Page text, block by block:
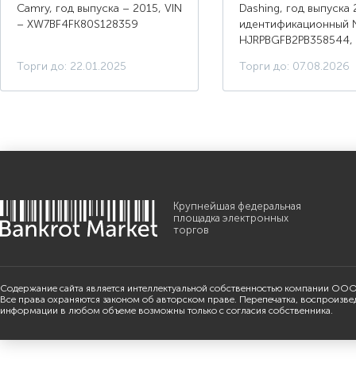
Camry, год выпуска – 2015, VIN
– XW7BF4FK80S128359
Торги до: 22.01.2025
Dashing, год выпуска
объекта: г. Самара, ул.
Московское шоссе
Торги до: 07.08.2026
Крупнейшая федеральная
площадка электронных
торгов
Содержание сайта является интеллектуальной собственностью компании
Все права охраняются законом об авторском праве. Перепечатка,
информации в любом объеме возможны только с согласия собственника.